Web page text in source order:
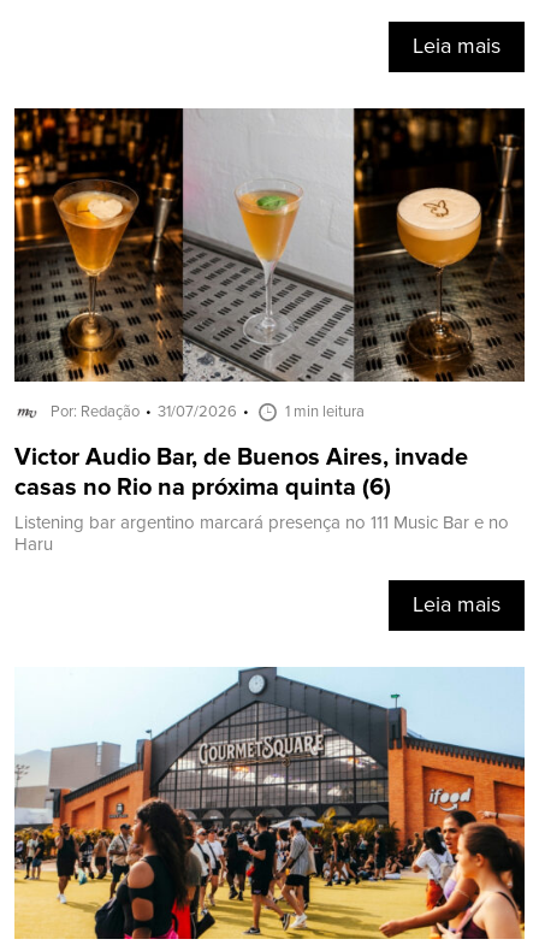
Leia mais
Por: Redação 31/07/2026 1 min leitura
Victor Audio Bar, de Buenos Aires, invade
casas no Rio na próxima quinta (6)
Listening bar argentino marcará presença no 111 Music Bar e no
Haru
Leia mais